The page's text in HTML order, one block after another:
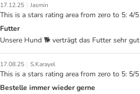
17.12.25 | Jasmin
This is a stars rating area from zero to 5: 4/5
Futter
Unsere Hund 🐕 verträgt das Futter sehr gut
17.08.25 | S.Karayel
This is a stars rating area from zero to 5: 5/5
Bestelle immer wieder gerne